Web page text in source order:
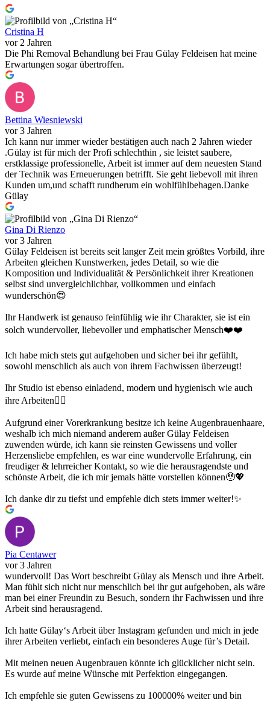
Cristina H
vor 2 Jahren
Die Phi Removal Behandlung bei Frau Gülay Feldeisen hat meine
Erwartungen sogar übertroffen.
Bettina Wiesniewski
vor 3 Jahren
Ich kann nur immer wieder bestätigen auch nach 2 Jahren wieder
.Gülay ist für mich der Profi schlechthin , sie leistet saubere,
erstklassige professionelle, Arbeit ist immer auf dem neuesten Stand
der Technik was Erneuerungen betrifft. Sie geht liebevoll mit ihren
Kunden um,und schafft rundherum ein wohlfühlbehagen.Danke
Gülay
Gina Di Rienzo
vor 3 Jahren
Gülay Feldeisen ist bereits seit langer Zeit mein größtes Vorbild, ihre
Arbeiten gleichen Kunstwerken, jedes Detail, so wie die
Komposition und Individualität & Persönlichkeit ihrer Kreationen
selbst sind unvergleichlichbar, vollkommen und einfach
wunderschön😍
Ihr Handwerk ist genauso feinfühlig wie ihr Charakter, sie ist ein
solch wundervoller, liebevoller und emphatischer Mensch❤️❤️
Ich habe mich stets gut aufgehoben und sicher bei ihr gefühlt,
sowohl menschlich als auch von ihrem Fachwissen überzeugt!
Ihr Studio ist ebenso einladend, modern und hygienisch wie auch
ihre Arbeiten👍🏽
Aufgrund einer Vorerkrankung besitze ich keine Augenbrauenhaare,
weshalb ich mich niemand anderem außer Gülay Feldeisen
zuwenden würde, ich kann sie reinsten Gewissens und voller
Herzensliebe empfehlen, es war eine wundervolle Erfahrung, ein
freudiger & lehrreicher Kontakt, so wie die herausragendste und
schönste Arbeit, die ich mir jemals hätte vorstellen können🥹💖
Ich danke dir zu tiefst und empfehle dich stets immer weiter!✨️
Pia Centawer
vor 3 Jahren
wundervoll! Das Wort beschreibt Gülay als Mensch und ihre Arbeit.
Man fühlt sich nicht nur menschlich bei ihr gut aufgehoben, als wäre
man bei einer Freundin zu Besuch, sondern ihr Fachwissen und ihre
Arbeit sind herausragend.
Ich hatte Gülay‘s Arbeit über Instagram gefunden und mich in jede
ihrer Arbeiten verliebt, einfach ein besonderes Auge für’s Detail.
Mit meinen neuen Augenbrauen könnte ich glücklicher nicht sein.
Es wurde auf meine Wünsche mit Perfektion eingegangen.
Ich empfehle sie guten Gewissens zu 100000% weiter und bin